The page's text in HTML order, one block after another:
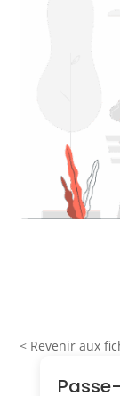
< Revenir aux